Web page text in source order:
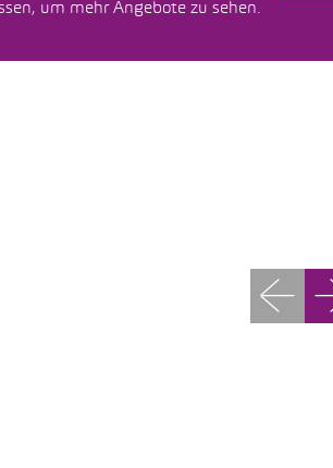
um mehr Angebote zu sehen.